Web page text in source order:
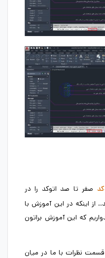
صفر تا صد اتوکد را در
از اینکه در این آموزش با
که این آموزش براتون
نظرات با ما در میان